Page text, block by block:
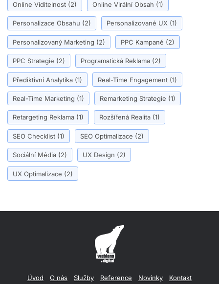
Online Viditelnost (2) Online Virální Obsah (1)
Personalizace Obsahu (2) Personalizované UX (1)
Personalizovaný Marketing (2) PPC Kampaně (2)
PPC Strategie (2) Programatická Reklama (2)
Přediktivní Analytika (1) Real-Time Engagement (1)
Real-Time Marketing (1) Remarketing Strategie (1)
Retargeting Reklama (1) Rozšířená Realita (1)
SEO Checklist (1) SEO Optimalizace (2)
Sociální Média (2) UX Design (2)
UX Optimalizace (2)
Úvod O nás Služby Reference Novinky Kontakt